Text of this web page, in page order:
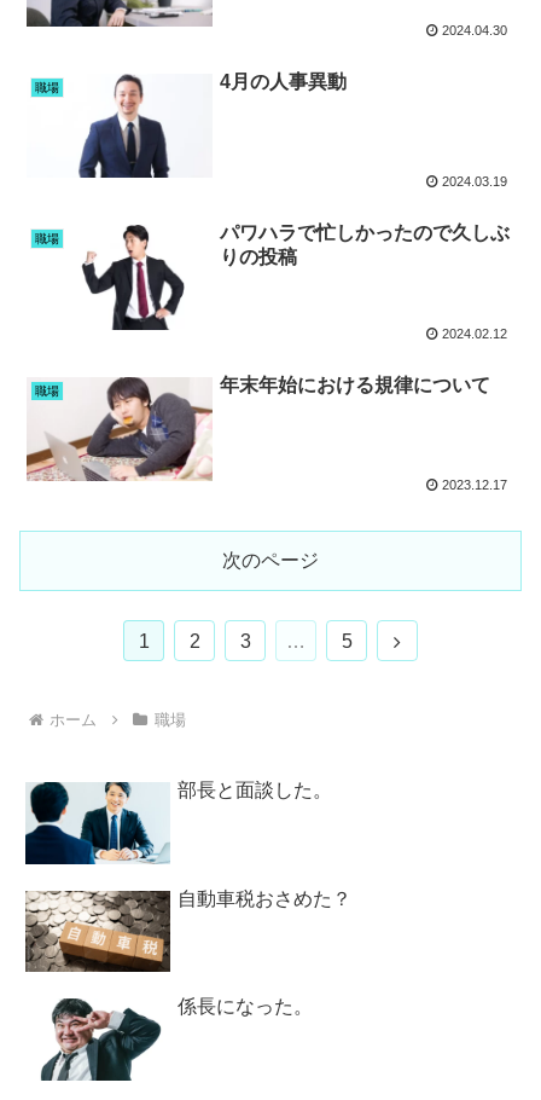
2024.04.30
職場 4月の人事異動
2024.03.19
職場
パワハラで忙しかったので久しぶ
りの投稿
2024.02.12
職場 年末年始における規律について
2023.12.17
次のページ
1 2 3 … 5
次
ホーム 職場
部長と面談した。
自動車税おさめた？
係長になった。